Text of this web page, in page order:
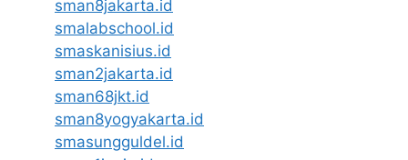
sman8jakarta.id
smalabschool.id
smaskanisius.id
sman2jakarta.id
sman68jkt.id
sman8yogyakarta.id
smasungguldel.id